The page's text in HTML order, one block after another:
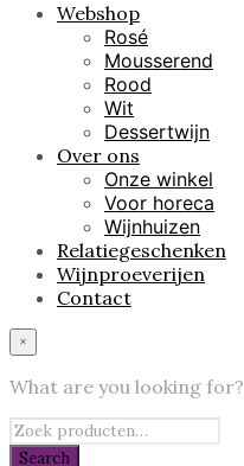
Webshop
Rosé
Mousserend
Rood
Wit
Dessertwijn
Over ons
Onze winkel
Voor horeca
Wijnhuizen
Relatiegeschenken
Wijnproeverijen
Contact
×
What are you looking for?